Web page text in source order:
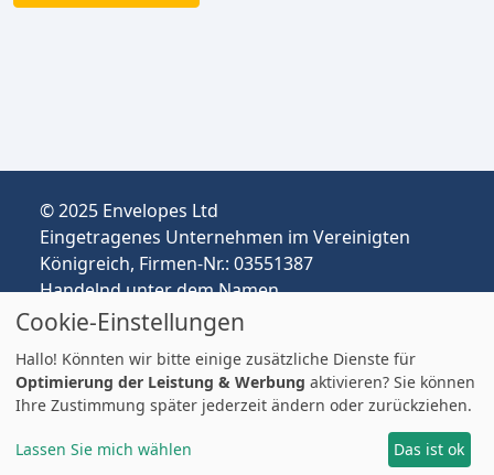
© 2025 Envelopes Ltd
Königreich, Firmen-Nr.: 03551387
Handelnd unter dem Namen
envelopespackaging.de | Versand vom
Vereinigten Königreich nach Deutschland
Preise in EUR | Zölle & MwSt. können anfallen.
Impressum
Cookie-Einstellungen
Hallo! Könnten wir bitte einige zusätzliche Dienste für
Optimierung der Leistung & Werbung aktivieren? Sie können
Ihre Zustimmung später jederzeit ändern oder zurückziehen.
Lassen Sie mich wählen Das ist ok